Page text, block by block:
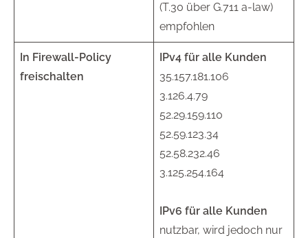
(T.30 über G.711 a-law)
empfohlen
In Firewall-Policy
freischalten
IPv4 für alle Kunden
35.157.181.106
3.126.4.79
52.29.159.110
52.59.123.34
52.58.232.46
3.125.254.164
IPv6 für alle Kunden
nutzbar, wird jedoch nur